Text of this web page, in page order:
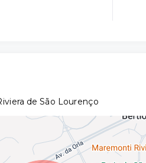
de São Lourenço